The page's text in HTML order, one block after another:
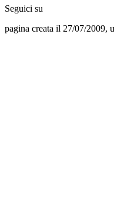
Seguici su
pagina creata il 27/07/2009,